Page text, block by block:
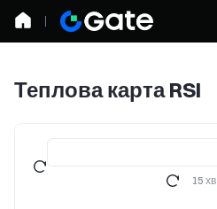
Теплова карта RSI
15 хв